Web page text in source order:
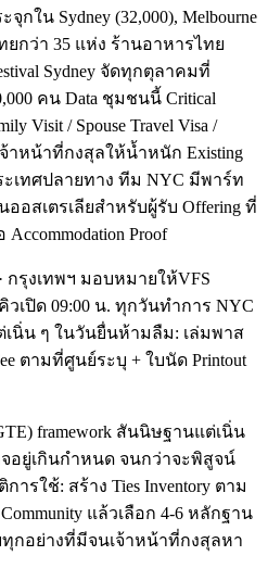
จุกใน Sydney (32,000), Melbourne
ทยกว่า 35 แห่ง ร้านอาหารไทย
Sydney จัดทุกตุลาคมที่
คน Data ชุมชนนี้ Critical
Visit / Spouse Travel Visa /
จ้าหน้าที่กงสุลให้น้ำหนัก Existing
ะเทศปลายทาง ทีม NYC มีพาร์ท
อสเตรเลียสำหรับผู้รับ Offering ที่
Accommodation Proof
· กรุงเทพฯ มอบหมายให้VFS
วเปิด 09:00 น. ทุกวันทำการ NYC
เนิ่น ๆ ในวันยื่นห้ามลืม: เล่มพาส
ตามที่ศูนย์ระบุ + ใบนัด Printout
framework สันนิษฐานแต่เนิ่น
จอยู่เกินกำหนด จนกว่าจะพิสูจน์
รใช้: สร้าง Ties Inventory ตาม
Community แล้วเลือก 4-6 หลักฐาน
กอย่างที่มีจนเจ้าหน้าที่กงสุลหา